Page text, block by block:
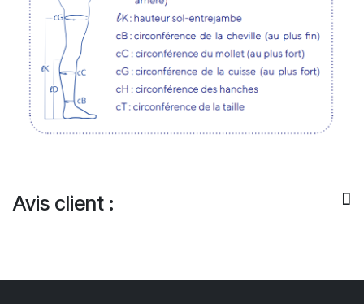
Avis client :